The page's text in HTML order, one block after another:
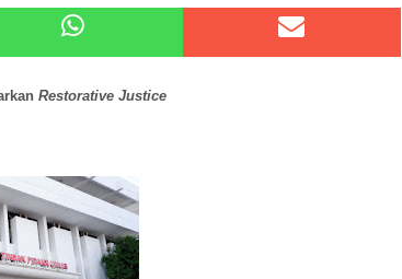
Abd. Aziz Divonis Bersalah
Restorative Justice